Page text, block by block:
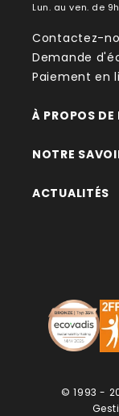
Lun. au ven. de
Contactez-
Demande
Paiement en
À PROPOS
NOTRE
ACTUALITÉS
© 1993 -